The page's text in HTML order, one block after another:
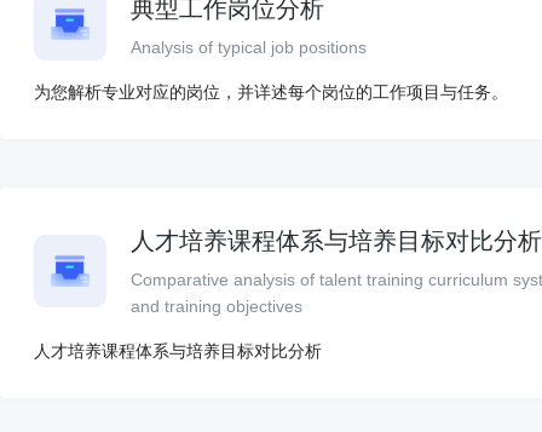
典型工作岗位分析
Analysis of typical job positions
为您解析专业对应的岗位，并详述每个岗位的工作项目与任务。
人才培养课程体系与培养目标对比分析
Comparative analysis of talent training curriculum
and training objectives
人才培养课程体系与培养目标对比分析